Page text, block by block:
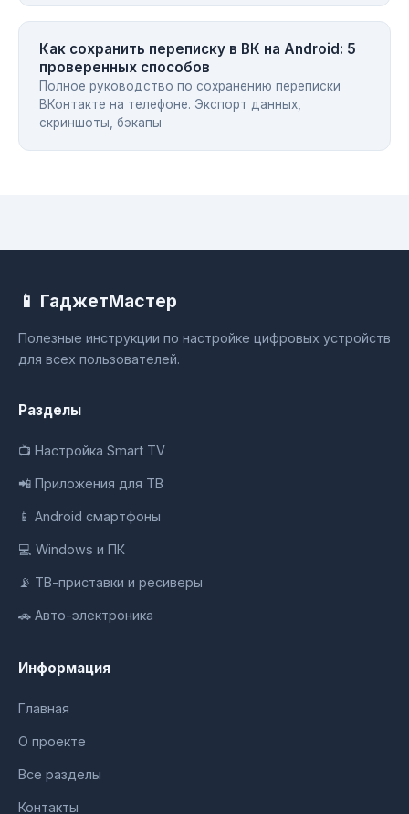
Как сохранить переписку в ВК на Android: 5
проверенных способов
Полное руководство по сохранению переписки
ВКонтакте на телефоне. Экспорт данных,
скриншоты, бэкапы
📱 ГаджетМастер
Полезные инструкции по настройке цифровых устройств
для всех пользователей.
Разделы
📺 Настройка Smart TV
📲 Приложения для ТВ
📱 Android смартфоны
💻 Windows и ПК
📡 ТВ-приставки и ресиверы
🚗 Авто-электроника
Информация
Главная
О проекте
Все разделы
Контакты